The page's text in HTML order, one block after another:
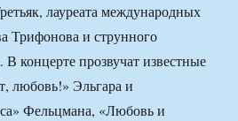
лауреата международных
Трифонова и струнного
В концерте прозвучат известные
любовь!» Эльгара и
Фельцмана, «Любовь и